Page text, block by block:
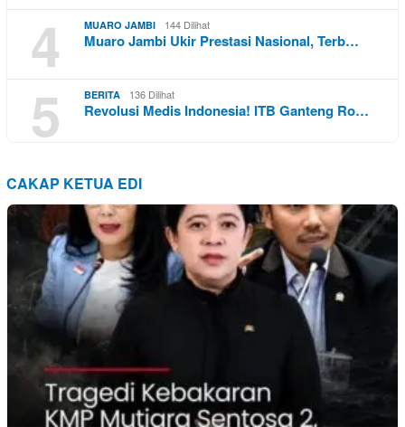
4
MUARO JAMBI 144 Dilihat
Muaro Jambi Ukir Prestasi Nasional, Terb…
5 BERITA 136 Dilihat
Revolusi Medis Indonesia! ITB Ganteng Ro…
CAKAP KETUA EDI